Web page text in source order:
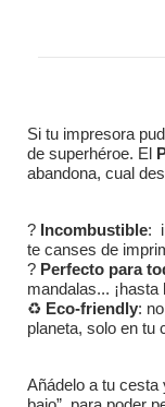
Si tu impresora
de superhéroe. El
abandona, cual
? Incombustible:
te canses de
? Perfecto para
mandalas...
♻️ Eco-friendly:
planeta, solo en tu
Añádelo a tu cesta